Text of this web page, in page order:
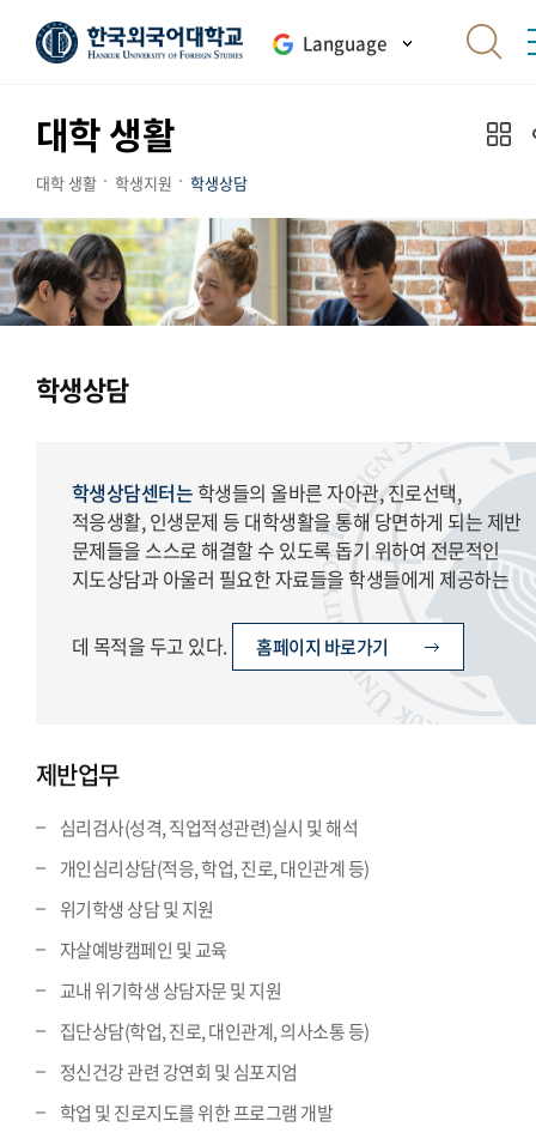
Language
대학 생활
대학 생활 학생지원 학생상담
학생상담
학생상담센터는 학생들의 올바른 자아관, 진로선택,
적응생활, 인생문제 등 대학생활을 통해 당면하게 되는 제반
문제들을 스스로 해결할 수 있도록 돕기 위하여 전문적인
지도상담과 아울러 필요한 자료들을 학생들에게 제공하는
데 목적을 두고 있다. 홈페이지 바로가기
제반업무
심리검사(성격, 직업적성관련)실시 및 해석
개인심리상담(적응, 학업, 진로, 대인관계 등)
위기학생 상담 및 지원
자살예방캠페인 및 교육
교내 위기학생 상담자문 및 지원
집단상담(학업, 진로, 대인관계, 의사소통 등)
정신건강 관련 강연회 및 심포지엄
학업 및 진로지도를 위한 프로그램 개발